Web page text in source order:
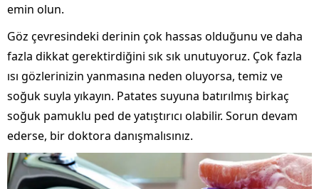
emin olun.
Göz çevresindeki derinin çok hassas olduğunu ve daha
fazla dikkat gerektirdiğini sık sık unutuyoruz. Çok fazla
ısı gözlerinizin yanmasına neden oluyorsa, temiz ve
soğuk suyla yıkayın. Patates suyuna batırılmış birkaç
soğuk pamuklu ped de yatıştırıcı olabilir. Sorun devam
ederse, bir doktora danışmalısınız.